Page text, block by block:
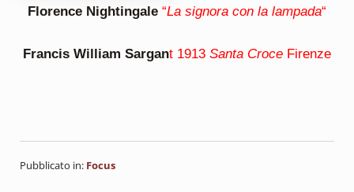
Florence Nightingale“La signora con la lampada“
Francis William Sargant 1913 Santa CroceFirenze
Pubblicato in: Focus